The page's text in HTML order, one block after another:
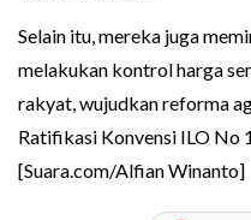
Selain itu, mereka juga
melakukan kontrol harga
rakyat, wujudkan reforma
Ratifikasi Konvensi ILO No
[Suara.com/Alfian Winanto]